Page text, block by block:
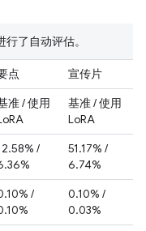
点
宣传片
准 / 使用
基准 / 使用
LoRA
/
51.17% /
6.74%
/
0.10% /
0.03%
了自动评估。